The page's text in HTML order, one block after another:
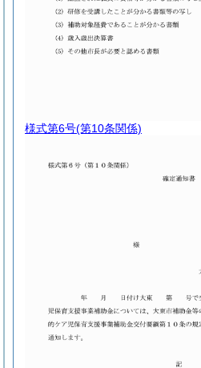
様式第6号(第10条関係)